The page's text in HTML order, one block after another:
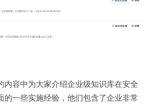
内容中为大家介绍企业级知识库在安全
的一些实施经验，他们包含了企业非常